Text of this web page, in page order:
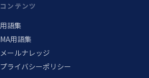
コンテンツ
用語集
MA用語集
メールナレッジ
プライバシーポリシー